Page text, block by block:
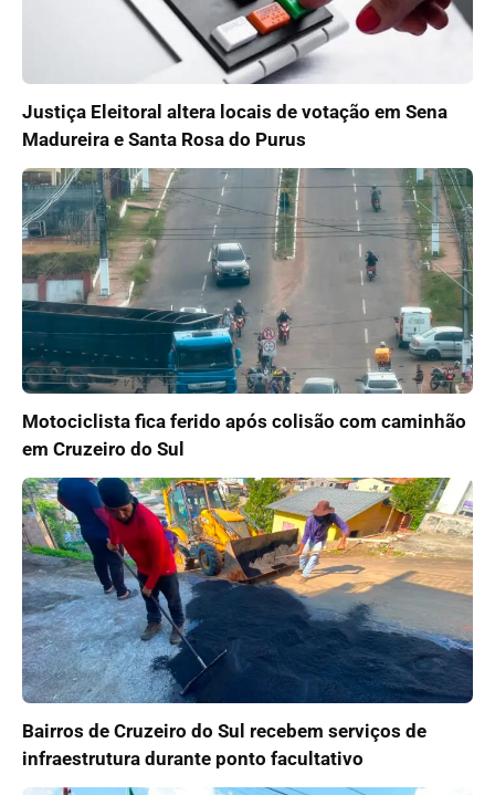
Justiça Eleitoral altera locais de votação em Sena
Madureira e Santa Rosa do Purus
Motociclista fica ferido após colisão com caminhão
em Cruzeiro do Sul
Bairros de Cruzeiro do Sul recebem serviços de
infraestrutura durante ponto facultativo